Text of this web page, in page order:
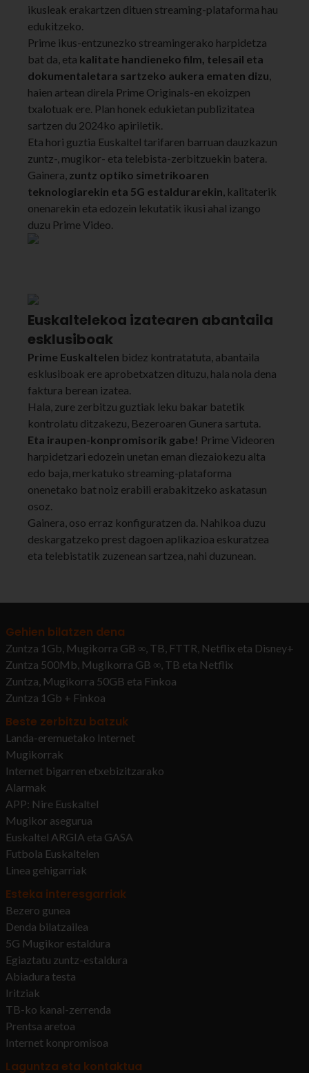
ikusleak erakartzen dituen streaming-plataforma hau
edukitzeko.
Prime ikus-entzunezko streamingerako harpidetza
bat da, eta kalitate handieneko film, telesail eta
dokumentaletara sartzeko aukera ematen dizu,
haien artean direla Prime Originals-en ekoizpen
txalotuak ere. Plan honek edukietan publizitatea
sartzen du 2024ko apiriletik.
Eta hori guztia Euskaltel tarifaren barruan dauzkazun
zuntz-, mugikor- eta telebista-zerbitzuekin batera.
Gainera, zuntz optiko simetrikoaren
teknologiarekin eta 5G estaldurarekin, kalitaterik
onenarekin eta edozein lekutatik ikusi ahal izango
duzu Prime Video.
Euskaltelekoa izatearen abantaila
esklusiboak
Prime Euskaltelen bidez kontratatuta, abantaila
esklusiboak ere aprobetxatzen dituzu, hala nola dena
faktura berean izatea.
Hala, zure zerbitzu guztiak leku bakar batetik
kontrolatu ditzakezu, Bezeroaren Gunera sartuta.
Eta iraupen-konpromisorik gabe! Prime Videoren
harpidetzari edozein unetan eman diezaiokezu alta
edo baja, merkatuko streaming-plataforma
onenetako bat noiz erabili erabakitzeko askatasun
osoz.
Gainera, oso erraz konfiguratzen da. Nahikoa duzu
deskargatzeko prest dagoen aplikazioa eskuratzea
eta telebistatik zuzenean sartzea, nahi duzunean.
Gehien bilatzen dena
Zuntza 1Gb, Mugikorra GB ∞, TB, FTTR, Netflix eta Disney+
Zuntza 500Mb, Mugikorra GB ∞, TB eta Netflix
Zuntza, Mugikorra 50GB eta Finkoa
Zuntza 1Gb + Finkoa
Beste zerbitzu batzuk
Landa-eremuetako Internet
Mugikorrak
Internet bigarren etxebizitzarako
Alarmak
APP: Nire Euskaltel
Mugikor asegurua
Euskaltel ARGIA eta GASA
Futbola Euskaltelen
Linea gehigarriak
Esteka interesgarriak
Bezero gunea
Denda bilatzailea
5G Mugikor estaldura
Egiaztatu zuntz-estaldura
Abiadura testa
Iritziak
TB-ko kanal-zerrenda
Prentsa aretoa
Internet konpromisoa
Laguntza eta kontaktua